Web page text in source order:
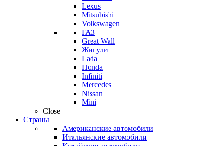
Lexus
Mitsubishi
Volkswagen
ГАЗ
Great Wall
Жигули
Lada
Honda
Infiniti
Mercedes
Nissan
Mini
Close
Страны
Американские автомобили
Итальянские автомобили